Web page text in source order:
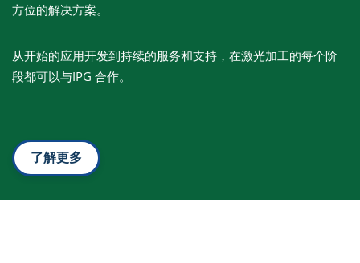
方位的解决方案。
从开始的应用开发到持续的服务和支持，在激光加工的每个阶
段都可以与IPG 合作。
了解更多